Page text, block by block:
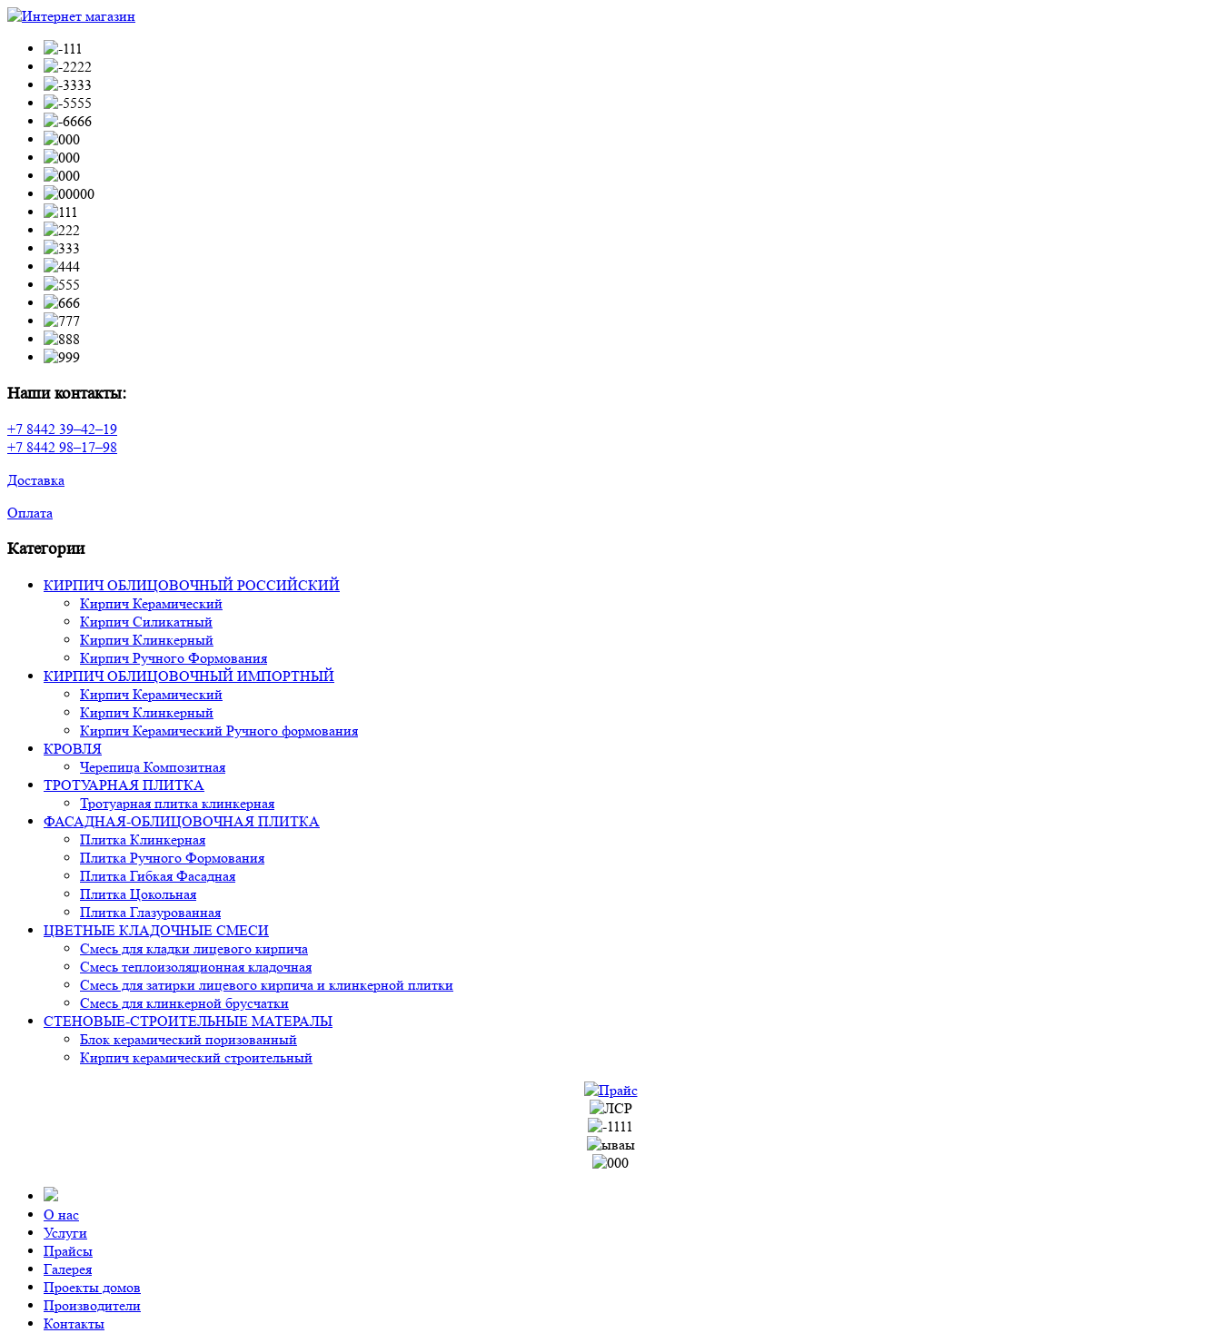
Наши контакты:
+7 8442 39–42–19
+7 8442 98–17–98
Доставка
Оплата
Категории
КИРПИЧ ОБЛИЦОВОЧНЫЙ РОССИЙСКИЙ
Кирпич Керамический
Кирпич Силикатный
Кирпич Клинкерный
Кирпич Ручного Формования
КИРПИЧ ОБЛИЦОВОЧНЫЙ ИМПОРТНЫЙ
Кирпич Керамический
Кирпич Клинкерный
Кирпич Керамический Ручного формования
КРОВЛЯ
Черепица Композитная
ТРОТУАРНАЯ ПЛИТКА
Тротуарная плитка клинкерная
ФАСАДНАЯ-ОБЛИЦОВОЧНАЯ ПЛИТКА
Плитка Клинкерная
Плитка Ручного Формования
Плитка Гибкая Фасадная
Плитка Цокольная
Плитка Глазурованная
ЦВЕТНЫЕ КЛАДОЧНЫЕ СМЕСИ
Смесь для кладки лицевого кирпича
Смесь теплоизоляционная кладочная
Смесь для затирки лицевого кирпича и клинкерной плитки
Смесь для клинкерной брусчатки
СТЕНОВЫЕ-СТРОИТЕЛЬНЫЕ МАТЕРАЛЫ
Блок керамический поризованный
Кирпич керамический строительный
О нас
Услуги
Прайсы
Галерея
Проекты домов
Производители
Контакты